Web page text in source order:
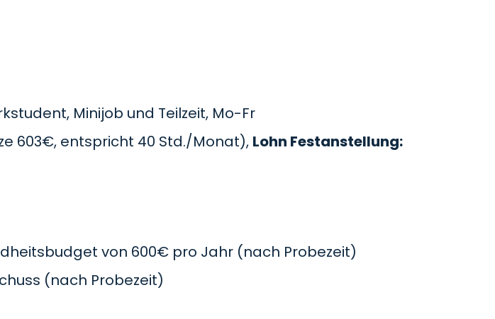
Minijob und Teilzeit, Mo-Fr
603€, entspricht 40 Std./Monat), Lohn Festanstellung:
von 600€ pro Jahr (nach Probezeit)
(nach Probezeit)